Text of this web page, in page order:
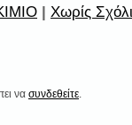
| Χωρίς
να συνδεθείτε